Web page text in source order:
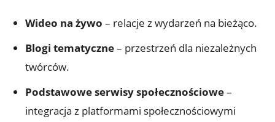
Wideo na żywo – relacje z wydarzeń na bieżąco.
Blogi tematyczne– przestrzeń dla niezależnych
twórców.
Podstawowe serwisy społecznościowe–
integracja z platformami społecznościowymi